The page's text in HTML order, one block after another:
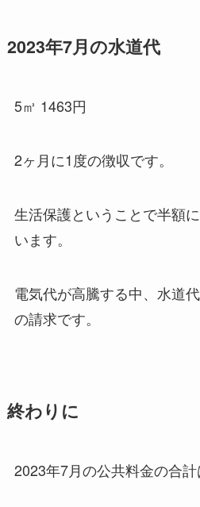
2023年7月の水道代
5㎥ 1463円
2ヶ月に1度の徴収です。
生活保護ということで半額
います。
電気代が高騰する中、水道
の請求です。
終わりに
2023年7月の公共料金の合計